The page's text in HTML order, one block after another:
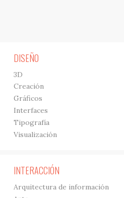
DISEÑO
3D
Creación
Gráficos
Interfaces
Tipografía
Visualización
INTERACCIÓN
Arquitectura de información